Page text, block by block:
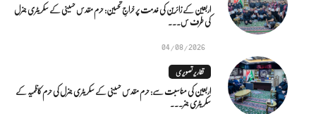
اربعین کے زائرین کی خدمت پر خراجِ تحسین: حرم مقدس حسینی کے سکریٹری جنرل
کی طرف س...
04/08/2026
تقاریر تصویری
اربعین کی مناسبت سے: حرم مقدس حسینی کے سکریٹری جنرل کی حرم کاظمیہ کے
سکریٹری جنر...